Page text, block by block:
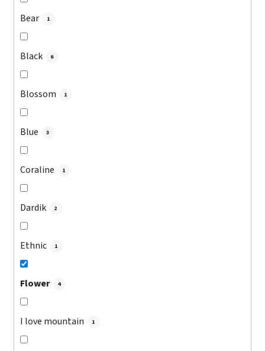
Bear 1
Black 6
Blossom 1
Blue 3
Coraline 1
Dardik 2
Ethnic 1
Flower 4
I love mountain 1